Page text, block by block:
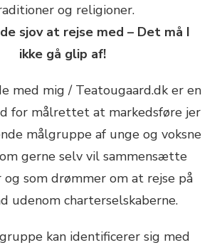
og religioner.
sjov at rejse med – Det må I
ikke gå glip af!
med mig / Teatougaard.dk er en
for målrettet at markedsføre jer
målgruppe af unge og voksne
gerne selv vil sammensætte
og som drømmer om at rejse på
udenom charterselskaberne.
kan identificerer sig med